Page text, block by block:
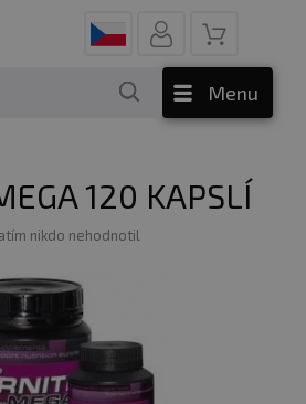
Menu
120 KAPSLÍ
nikdo nehodnotil